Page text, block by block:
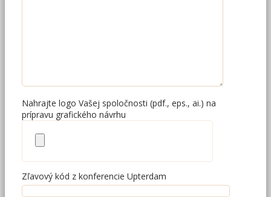
Nahrajte logo Vašej spoločnosti (pdf., eps., ai.) na
prípravu grafického návrhu
Zľavový kód z konferencie Upterdam